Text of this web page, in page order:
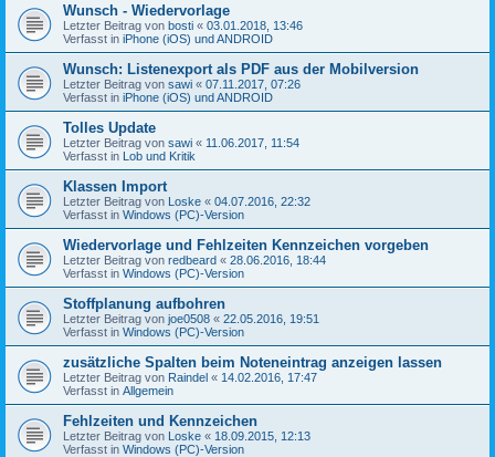
Wunsch - Wiedervorlage
Letzter Beitrag von bosti « 03.01.2018, 13:46
Verfasst in iPhone (iOS) und ANDROID
Wunsch: Listenexport als PDF aus der Mobilversion
Letzter Beitrag von sawi « 07.11.2017, 07:26
Verfasst in iPhone (iOS) und ANDROID
Tolles Update
Letzter Beitrag von sawi « 11.06.2017, 11:54
Verfasst in Lob und Kritik
Klassen Import
Letzter Beitrag von Loske « 04.07.2016, 22:32
Verfasst in Windows (PC)-Version
Wiedervorlage und Fehlzeiten Kennzeichen vorgeben
Letzter Beitrag von redbeard « 28.06.2016, 18:44
Verfasst in Windows (PC)-Version
Stoffplanung aufbohren
Letzter Beitrag von joe0508 « 22.05.2016, 19:51
Verfasst in Windows (PC)-Version
zusätzliche Spalten beim Noteneintrag anzeigen lassen
Letzter Beitrag von Raindel « 14.02.2016, 17:47
Verfasst in Allgemein
Fehlzeiten und Kennzeichen
Letzter Beitrag von Loske « 18.09.2015, 12:13
Verfasst in Windows (PC)-Version